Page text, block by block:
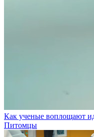
Как ученые воплощают
Питомцы